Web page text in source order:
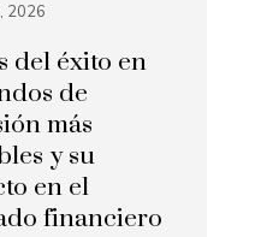
2026
del éxito en
de
más
y su
en el
financiero